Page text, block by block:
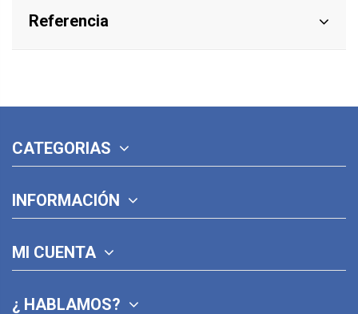
Referencia
CATEGORIAS
INFORMACIÓN
MI CUENTA
¿ HABLAMOS?